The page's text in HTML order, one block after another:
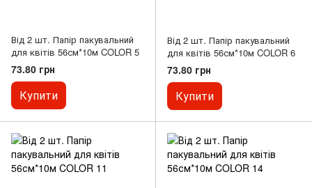
Від 2 шт. Папір пакувальний
для квітів 56см*10м COLOR 5
73.80 грн
Купити
Від 2 шт. Папір пакувальний
для квітів 56см*10м COLOR 6
73.80 грн
Купити